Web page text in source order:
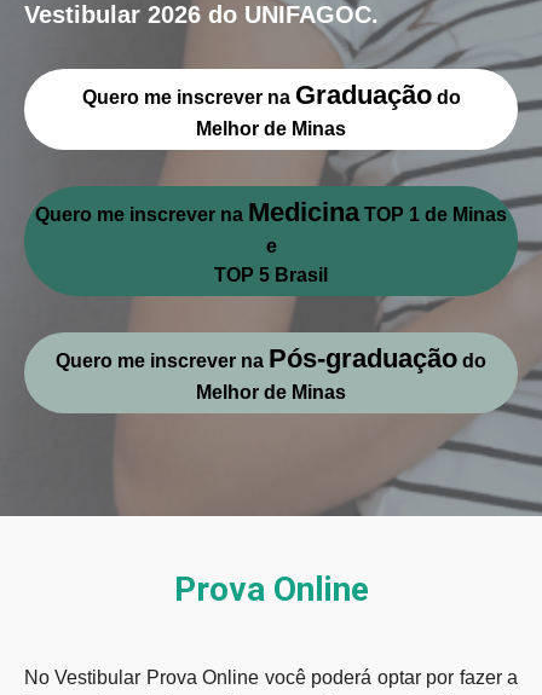
Vestibular 2026 do UNIFAGOC.
Quero me inscrever na Graduaçãodo
Melhor de Minas
Quero me inscrever na MedicinaTOP 1 de Minas
e
TOP 5 Brasil
Quero me inscrever na Pós-graduação do
Melhor de Minas
Prova Online
No Vestibular Prova Online você poderá optar por fazer a